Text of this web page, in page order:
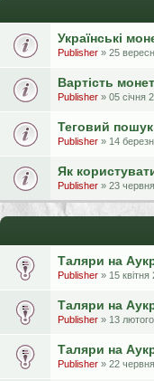
Українські
Publisher » 25
Вартість монет
Publisher » 05 січня
Теговий пошук
Publisher » 14
Як
Publisher » 23
Таляри на
Publisher » 15
Таляри на
Publisher » 13
Таляри на
Publisher » 22